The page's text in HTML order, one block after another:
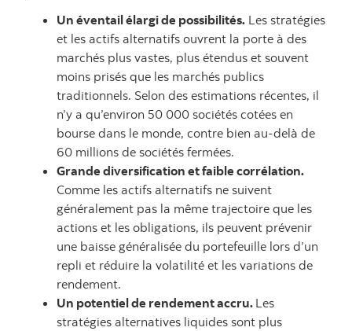
Un éventail élargi de possibilités. Les stratégies
et les actifs alternatifs ouvrent la porte à des
marchés plus vastes, plus étendus et souvent
moins prisés que les marchés publics
traditionnels. Selon des estimations récentes, il
n’y a qu’environ 50 000 sociétés cotées en
bourse dans le monde, contre bien au-delà de
60 millions de sociétés fermées.
Grande diversification et faible corrélation.
Comme les actifs alternatifs ne suivent
généralement pas la même trajectoire que les
actions et les obligations, ils peuvent prévenir
une baisse généralisée du portefeuille lors d’un
repli et réduire la volatilité et les variations de
rendement.
Un potentiel de rendement accru. Les
stratégies alternatives liquides sont plus